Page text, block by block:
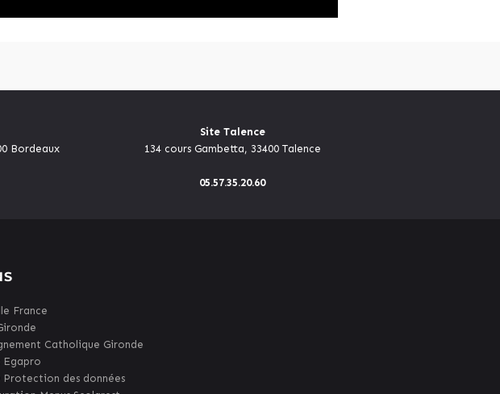
Bordeaux
Site Talence
134 cours Gambetta, 33400 Talence
05.57.35.20.60
France
Catholique Gironde
Egapro
Protection des données